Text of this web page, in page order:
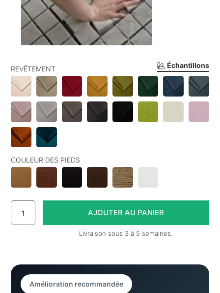
Échantillons
REVÊTEMENT
COULEUR DES PIEDS
Livraison sous 3 à 5 semaines.
Amélioration recommandée